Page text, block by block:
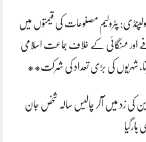
پٹرولیم مصنوعات کی قیمتوں میں
اور مہنگائی کے خلاف جماعت اسلامی
شہریوں کی بڑی تعداد کی شرکت**
کی زد میں آکر چالیس سالہ شخص جان
ہارگیا